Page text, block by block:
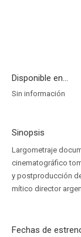
Disponible en...
Sin información
Sinopsis
Largometraje
cinematográfico
y postproducción
mítico director
Fechas de